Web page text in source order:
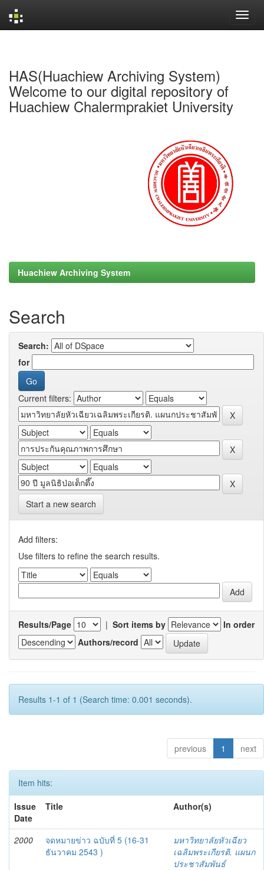
HAS(Huachiew Archiving System)
Welcome to our digital repository of
Huachiew Chalermprakiet University
Huachiew Archiving System
Search
Search:
for
Current filters:
Start a new search
Add filters:
Use filters to refine the search results.
Results/Page | Sort items by
In order
Authors/record
Results 1-1 of 1 (Search time: 0.001 seconds).
previous 1 next
Item hits:
Issue
Date
Title Author(s)
2000
จดหมายข่าว ฉบับที่ 5 (16-31
ธันวาคม 2543 )
มหาวิทยาลัยหัวเฉียว
เฉลิมพระเกียรติ. แผนก
ประชาสัมพันธ์